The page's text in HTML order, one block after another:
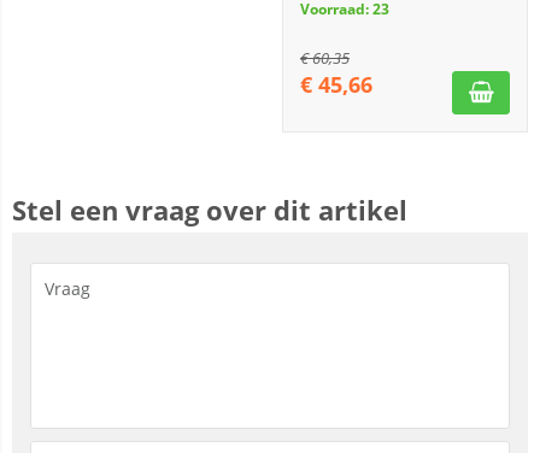
Voorraad: 23
€60,35
€ 45,66
Stel een vraag over dit artikel